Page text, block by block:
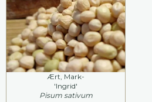
Ært, Mark-
'Ingrid'
Pisum sativum